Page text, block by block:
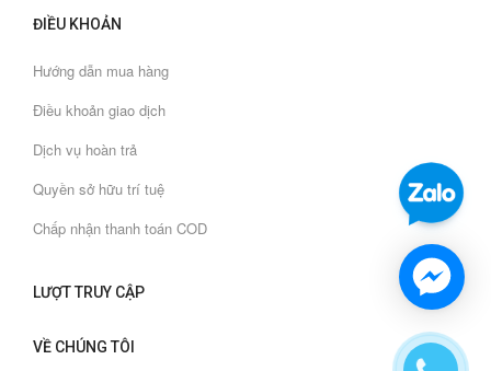
ĐIỀU KHOẢN
Hướng dẫn mua hàng
Điều khoản giao dịch
Dịch vụ hoàn trả
Quyền sở hữu trí tuệ
Chấp nhận thanh toán COD
LƯỢT TRUY CẬP
VỀ CHÚNG TÔI